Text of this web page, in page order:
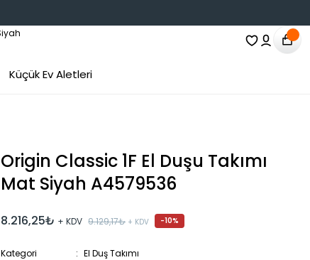
Küçük Ev Aletleri
Origin Classic 1F El Duşu Takımı
Mat Siyah A4579536
8.216,25₺ + KDV 9.129,17₺ + KDV -10%
Kategori
El Duş Takımı